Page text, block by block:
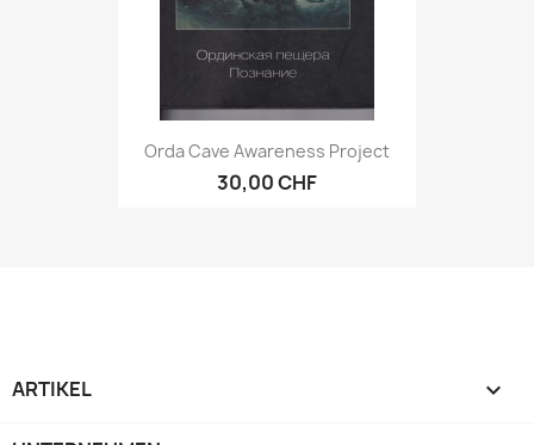
Orda Cave Awareness Project
30,00 CHF
ARTIKEL 